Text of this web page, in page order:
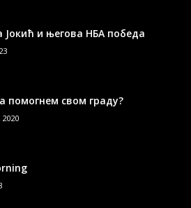
Јокић и његова НБА победа
помогнем свом граду?